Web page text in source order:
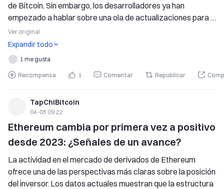
de Bitcoin. Sin embargo, los desarrolladores ya han
empezado a hablar sobre una ola de actualizaciones para
construir una capa de defensa frente a esta amenaza
potencial — y eso tiene todo el sentido, porque este riesgo
ya no es una mera hipótesis teórica
Ver original
Expandir todo
1 me gusta
Recompensa 1 Comentar Republicar
TapChiBitcoin
04-05 09:22
Ethereum cambia por primera vez a positivo
desde 2023: ¿Señales de un avance?
La actividad en el mercado de derivados de Ethereum
ofrece una de las perspectivas más claras sobre la posición
del inversor. Los datos actuales muestran que la estructura